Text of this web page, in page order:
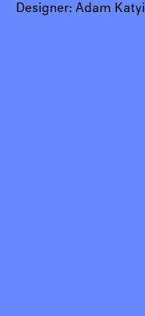
Designer: Adam Katyi